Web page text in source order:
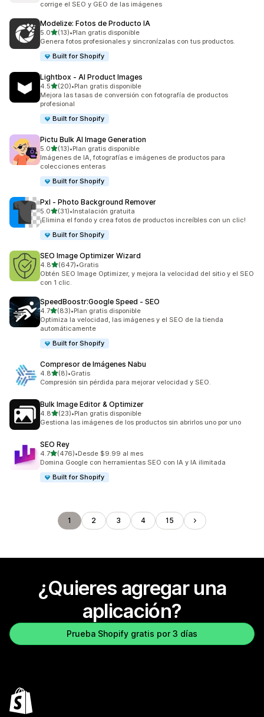
corrige el SEO y GEO de las imágenes
Modelize: Fotos de Producto IA
5.0de 5 estrellas
(13)
13 reseñas en total
•Plan gratis disponible
Genera fotos profesionales y sincronízalas con tus productos.
Built for Shopify
Lightbox ‑ AI Product Images
4.5de 5 estrellas
(20)
20 reseñas en total
•Plan gratis disponible
Mejora las tasas de conversión con fotografía de productos
profesional
Built for Shopify
Pictu Bulk AI Image Generation
5.0de 5 estrellas
(13)
13 reseñas en total
•Plan gratis disponible
Imágenes de IA, fotografías e imágenes de productos para
colecciones enteras
Built for Shopify
Pxl ‑ Photo Background Remover
5.0de 5 estrellas
(31)
31 reseñas en total
•Instalación gratuita
¡Elimina el fondo y crea fotos de productos increíbles con un clic!
Built for Shopify
SEO Image Optimizer Wizard
4.8de 5 estrellas
(647)
647 reseñas en total
•Gratis
Obtén SEO Image Optimizer, y mejora la velocidad del sitio y el SEO
con 1 clic.
SpeedBoostr:Google Speed ‑ SEO
4.7de 5 estrellas
(83)
83 reseñas en total
•Plan gratis disponible
Optimiza la velocidad, las imágenes y el SEO de la tienda
automáticamente
Built for Shopify
Compresor de Imágenes Nabu
4.8de 5 estrellas
(8)
8 reseñas en total
•Gratis
Compresión sin pérdida para mejorar velocidad y SEO.
Bulk Image Editor & Optimizer
4.8de 5 estrellas
(23)
23 reseñas en total
•Plan gratis disponible
Gestiona las imágenes de los productos sin abrirlos uno por uno
SEO Rey
4.7de 5 estrellas
(476)
476 reseñas en total
•Desde $9.99 al mes
Domina Google con herramientas SEO con IA y IA ilimitada
Built for Shopify
1 2 3 4 15
¿Quieres agregar una
aplicación?
Prueba Shopify gratis por 3 días